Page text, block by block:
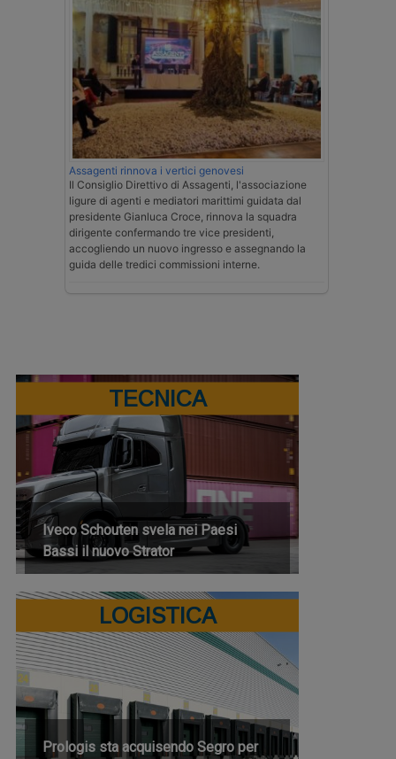
Assagenti rinnova i vertici genovesi
Il Consiglio Direttivo di Assagenti, l'associazione
ligure di agenti e mediatori marittimi guidata dal
presidente Gianluca Croce, rinnova la squadra
dirigente confermando tre vice presidenti,
accogliendo un nuovo ingresso e assegnando la
guida delle tredici commissioni interne.
TECNICA
Iveco Schouten svela nei Paesi
Bassi il nuovo Strator
LOGISTICA
Prologis sta acquisendo Segro per